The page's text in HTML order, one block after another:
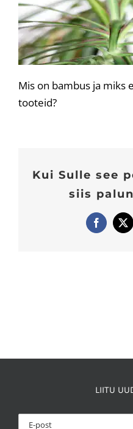
Mis on bambus ja miks
tooteid?
Kui Sulle see
siis
Facebook
X
LIITU